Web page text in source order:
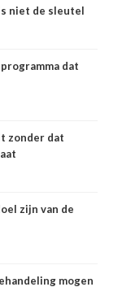
niet de sleutel
dat
zonder dat
zijn van de
mogen